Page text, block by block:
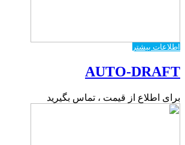
اطلاعات بیشتر
AUTO-DRAFT
برای اطلاع از قیمت ، تماس بگیرید